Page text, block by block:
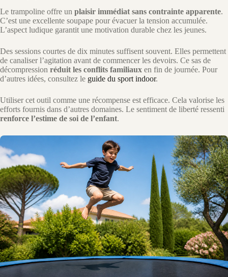
Le trampoline offre un plaisir immédiat sans contrainte apparente.
C’est une excellente soupape pour évacuer la tension accumulée.
L’aspect ludique garantit une motivation durable chez les jeunes.
Des sessions courtes de dix minutes suffisent souvent. Elles permettent
de canaliser l’agitation avant de commencer les devoirs. Ce sas de
décompression réduit les conflits familiaux en fin de journée. Pour
d’autres idées, consultez le guide du sport indoor.
Utiliser cet outil comme une récompense est efficace. Cela valorise les
efforts fournis dans d’autres domaines. Le sentiment de liberté ressenti
renforce l’estime de soi de l’enfant.